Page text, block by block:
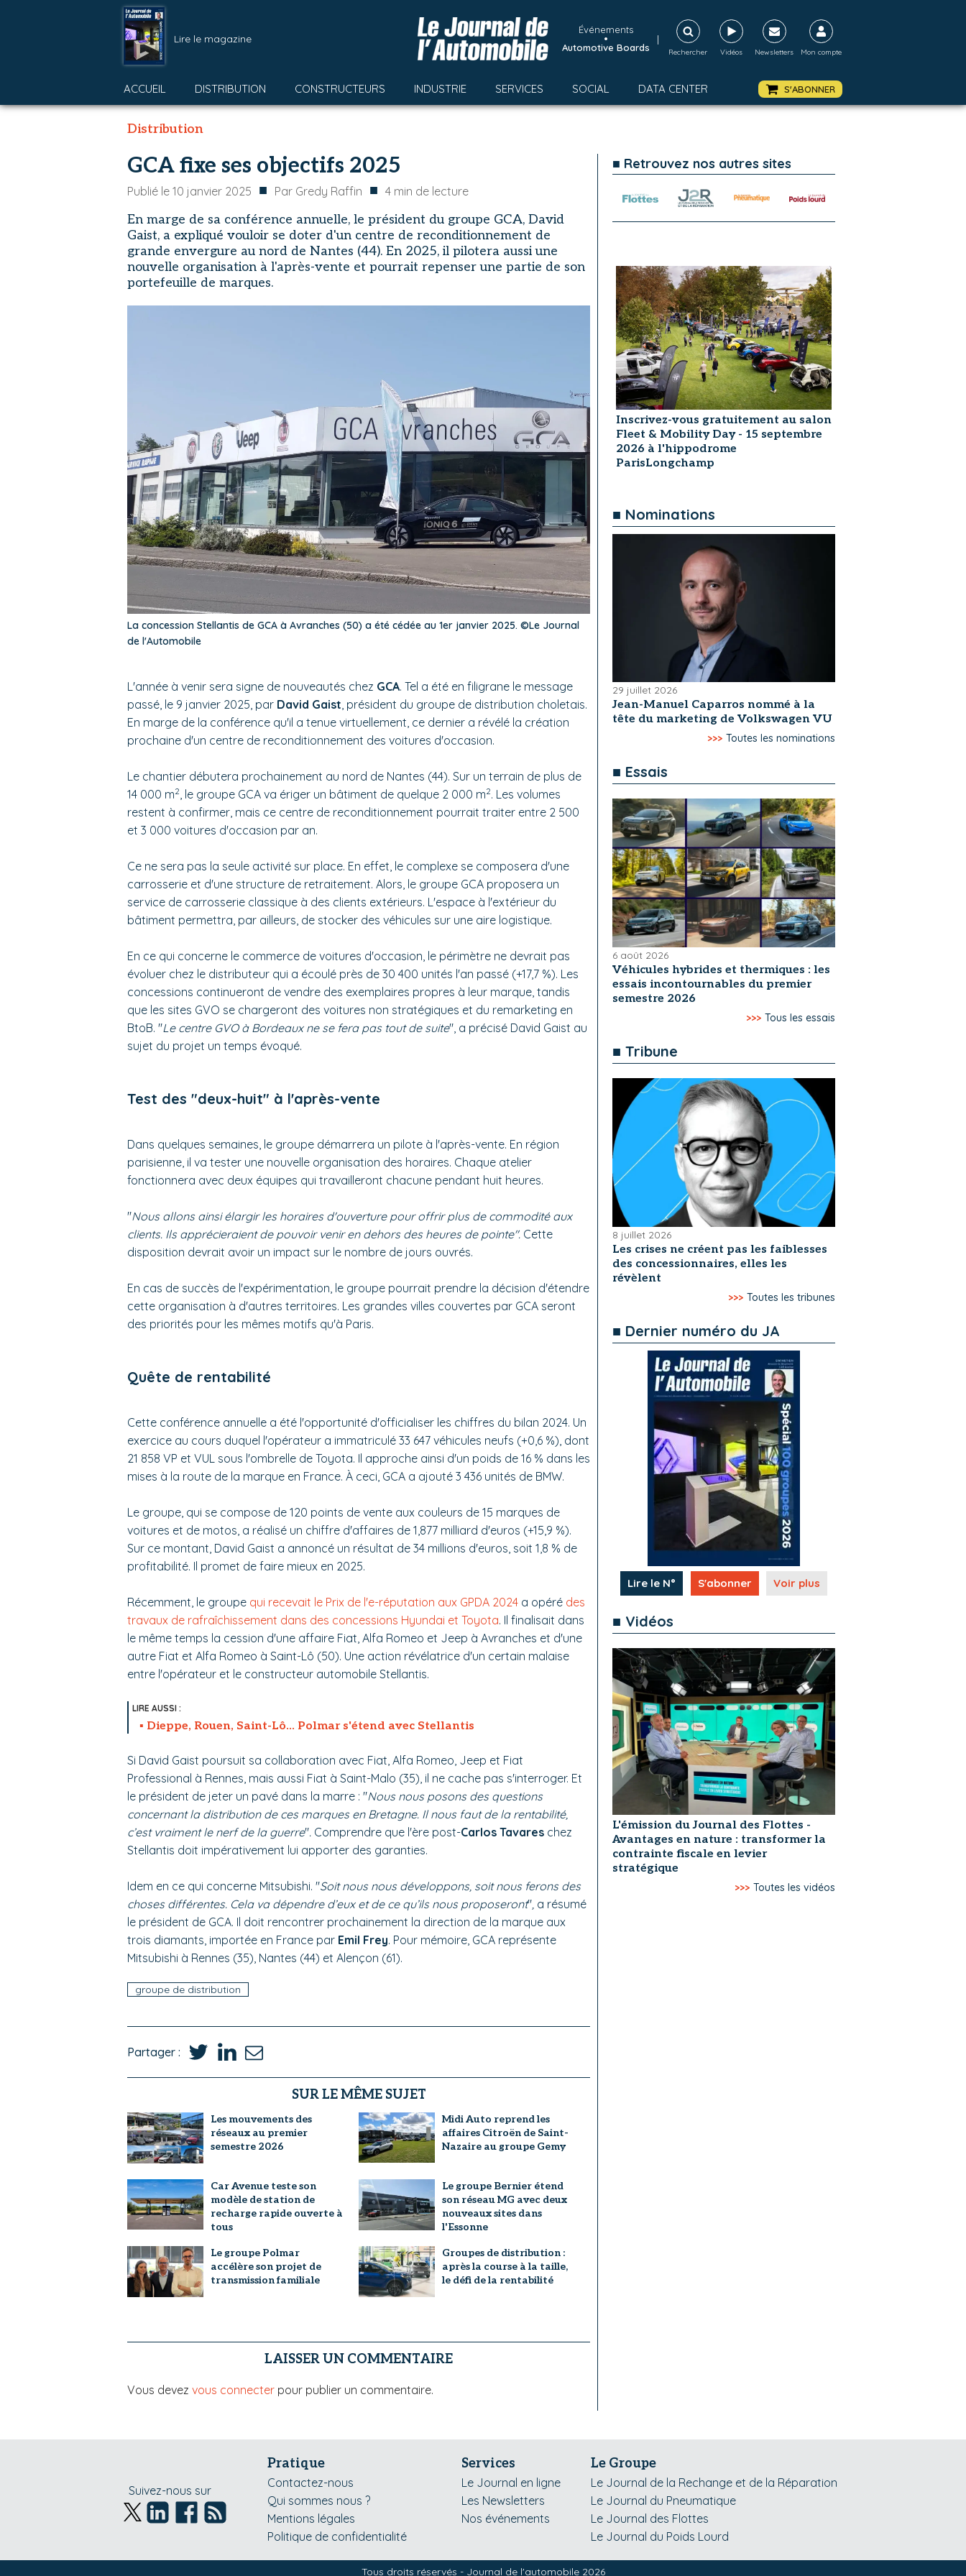
Lire le magazine
Événements
•
Automotive Boards
|
Rechercher Vidéos Newsletters Mon compte
ACCUEIL DISTRIBUTION CONSTRUCTEURS INDUSTRIE SERVICES SOCIAL DATA CENTER S'ABONNER
Distribution
GCA fixe ses objectifs 2025
Publié le 10 janvier 2025 ■ Par Gredy Raffin ■ 4 min de lecture
En marge de sa conférence annuelle, le président du groupe GCA, David
Gaist, a expliqué vouloir se doter d'un centre de reconditionnement de
grande envergure au nord de Nantes (44). En 2025, il pilotera aussi une
nouvelle organisation à l'après-vente et pourrait repenser une partie de son
portefeuille de marques.
La concession Stellantis de GCA à Avranches (50) a été cédée au 1er janvier 2025. ©Le Journal
de l'Automobile
L'année à venir sera signe de nouveautés chez GCA. Tel a été en filigrane le message
passé, le 9 janvier 2025, par David Gaist, président du groupe de distribution choletais.
En marge de la conférence qu'il a tenue virtuellement, ce dernier a révélé la création
prochaine d'un centre de reconditionnement des voitures d'occasion.
Le chantier débutera prochainement au nord de Nantes (44). Sur un terrain de plus de
14 000 m2, le groupe GCA va ériger un bâtiment de quelque 2 000 m2. Les volumes
restent à confirmer, mais ce centre de reconditionnement pourrait traiter entre 2 500
et 3 000 voitures d'occasion par an.
Ce ne sera pas la seule activité sur place. En effet, le complexe se composera d'une
carrosserie et d'une structure de retraitement. Alors, le groupe GCA proposera un
service de carrosserie classique à des clients extérieurs. L'espace à l'extérieur du
bâtiment permettra, par ailleurs, de stocker des véhicules sur une aire logistique.
En ce qui concerne le commerce de voitures d'occasion, le périmètre ne devrait pas
évoluer chez le distributeur qui a écoulé près de 30 400 unités l'an passé (+17,7 %). Les
concessions continueront de vendre des exemplaires propres à leur marque, tandis
que les sites GVO se chargeront des voitures non stratégiques et du remarketing en
BtoB. "Le centre GVO à Bordeaux ne se fera pas tout de suite", a précisé David Gaist au
sujet du projet un temps évoqué.
Test des "deux-huit" à l'après-vente
Dans quelques semaines, le groupe démarrera un pilote à l'après-vente. En région
parisienne, il va tester une nouvelle organisation des horaires. Chaque atelier
fonctionnera avec deux équipes qui travailleront chacune pendant huit heures.
"Nous allons ainsi élargir les horaires d'ouverture pour offrir plus de commodité aux
clients. Ils apprécieraient de pouvoir venir en dehors des heures de pointe". Cette
disposition devrait avoir un impact sur le nombre de jours ouvrés.
En cas de succès de l'expérimentation, le groupe pourrait prendre la décision d'étendre
cette organisation à d'autres territoires. Les grandes villes couvertes par GCA seront
des priorités pour les mêmes motifs qu'à Paris.
Quête de rentabilité
Cette conférence annuelle a été l'opportunité d'officialiser les chiffres du bilan 2024. Un
exercice au cours duquel l'opérateur a immatriculé 33 647 véhicules neufs (+0,6 %), dont
21 858 VP et VUL sous l'ombrelle de Toyota. Il approche ainsi d'un poids de 16 % dans les
mises à la route de la marque en France. À ceci, GCA a ajouté 3 436 unités de BMW.
Le groupe, qui se compose de 120 points de vente aux couleurs de 15 marques de
voitures et de motos, a réalisé un chiffre d'affaires de 1,877 milliard d'euros (+15,9 %).
Sur ce montant, David Gaist a annoncé un résultat de 34 millions d'euros, soit 1,8 % de
profitabilité. Il promet de faire mieux en 2025.
Récemment, le groupe qui recevait le Prix de l'e-réputation aux GPDA 2024 a opéré des
travaux de rafraîchissement dans des concessions Hyundai et Toyota. Il finalisait dans
le même temps la cession d'une affaire Fiat, Alfa Romeo et Jeep à Avranches et d'une
autre Fiat et Alfa Romeo à Saint-Lô (50). Une action révélatrice d'un certain malaise
entre l'opérateur et le constructeur automobile Stellantis.
Dieppe, Rouen, Saint-Lô... Polmar s'étend avec Stellantis
Si David Gaist poursuit sa collaboration avec Fiat, Alfa Romeo, Jeep et Fiat
Professional à Rennes, mais aussi Fiat à Saint-Malo (35), il ne cache pas s'interroger. Et
le président de jeter un pavé dans la marre : "Nous nous posons des questions
concernant la distribution de ces marques en Bretagne. Il nous faut de la rentabilité,
c’est vraiment le nerf de la guerre". Comprendre que l'ère post-Carlos Tavares chez
Stellantis doit impérativement lui apporter des garanties.
Idem en ce qui concerne Mitsubishi. "Soit nous nous développons, soit nous ferons des
choses différentes. Cela va dépendre d’eux et de ce qu’ils nous proposeront", a résumé
le président de GCA. Il doit rencontrer prochainement la direction de la marque aux
trois diamants, importée en France par Emil Frey. Pour mémoire, GCA représente
Mitsubishi à Rennes (35), Nantes (44) et Alençon (61).
groupe de distribution
Partager :
SUR LE MÊME SUJET
Les mouvements des
réseaux au premier
semestre 2026
Midi Auto reprend les
affaires Citroën de Saint-
Nazaire au groupe Gemy
Car Avenue teste son
modèle de station de
recharge rapide ouverte à
tous
Le groupe Bernier étend
son réseau MG avec deux
nouveaux sites dans
l'Essonne
Le groupe Polmar
accélère son projet de
transmission familiale
Groupes de distribution :
après la course à la taille,
le défi de la rentabilité
LAISSER UN COMMENTAIRE
Vous devez vous connecter pour publier un commentaire.
■ Retrouvez nos autres sites
Inscrivez-vous gratuitement au salon
Fleet & Mobility Day - 15 septembre
2026 à l'hippodrome
ParisLongchamp
■ Nominations
29 juillet 2026
Jean-Manuel Caparros nommé à la
tête du marketing de Volkswagen VU
>>> Toutes les nominations
■ Essais
6 août 2026
Véhicules hybrides et thermiques : les
essais incontournables du premier
semestre 2026
>>> Tous les essais
■ Tribune
8 juillet 2026
Les crises ne créent pas les faiblesses
des concessionnaires, elles les
révèlent
>>> Toutes les tribunes
■ Dernier numéro du JA
Lire le N° S'abonner Voir plus
■ Vidéos
L'émission du Journal des Flottes -
Avantages en nature : transformer la
contrainte fiscale en levier
stratégique
>>> Toutes les vidéos
Suivez-nous sur
Pratique
Contactez-nous
Qui sommes nous ?
Mentions légales
Politique de confidentialité
Services
Le Journal en ligne
Les Newsletters
Nos événements
Le Groupe
Le Journal de la Rechange et de la Réparation
Le Journal du Pneumatique
Le Journal des Flottes
Le Journal du Poids Lourd
Tous droits réservés - Journal de l'automobile 2026